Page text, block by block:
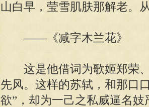
山白早，莹雪肌肤那解老。
——《减字木兰花》
这是他借词为歌姬郑荣、
先风。这样的苏轼，和那口
欲”，却为一己之私威逼名